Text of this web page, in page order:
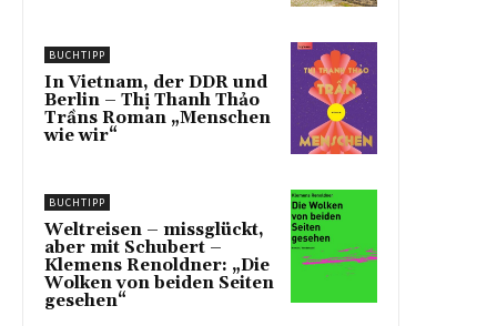
BUCHTIPP
In Vietnam, der DDR und
Berlin – Thị Thanh Thảo
Trầns Roman „Menschen
wie wir“
BUCHTIPP
Weltreisen – missglückt,
aber mit Schubert –
Klemens Renoldner: „Die
Wolken von beiden Seiten
gesehen“